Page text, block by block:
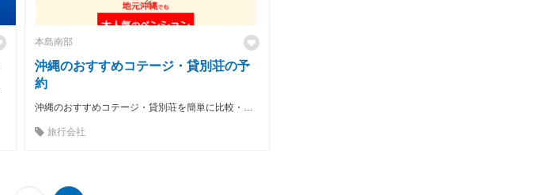
本島南部
沖縄のおすすめコテージ・貸別荘の予
約
沖縄のおすすめコテージ・貸別荘を簡単に比較・予約 ！
旅行会社